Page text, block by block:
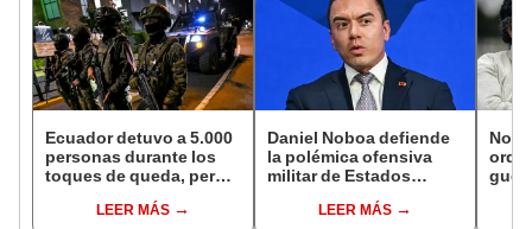
Ecuador detuvo a 5.000
personas durante los
toques de queda, pero
vinculadas con la
LEER MÁS
Daniel Noboa defiende
la polémica ofensiva
militar de Estados
supuestosLEER MÁS